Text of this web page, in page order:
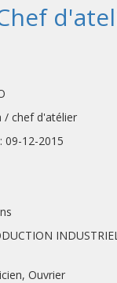
/ chef d'atélier
09-12-2015
Ouvrier